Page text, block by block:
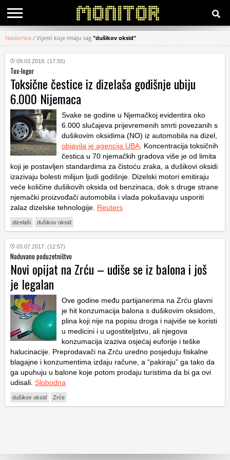
KATEGORIJE
HRVATSKI
WEB
Naslovnica / Vijesti koje imaju tag "dušikov oksid"
09.03.2018. (17:55)
Tox-logor
Toksične čestice iz dizelaša godišnje ubiju
6.000 Nijemaca
Svake se godine u Njemačkoj evidentira oko
6.000 slučajeva prijevremenih smrti povezanih s
dušikovim oksidima (NO) iz automobila na dizel,
objavila je agencija UBA . Koncentracija toksičnih
čestica u 70 njemačkih gradova više je od limita
koji je postavljen standardima za čistoću zraka, a dušikovi oksidi
izazivaju bolesti milijun ljudi godišnje. Dizelski motori emitiraju
veće količine dušikovih oksida od benzinaca, dok s druge strane
njemački proizvođači automobila i vlada pokušavaju usporiti
zalaz dizelske tehnologije. Reuters
dizelaši dušikov oksid
03.07.2017. (12:57)
Naduvano poduzetništvo
Novi opijat na Zrću – udiše se iz balona i još
je legalan
Ove godine među partijanerima na Zrću glavni
je hit konzumacija balona s dušikovim oksidom,
plina koji nije na popisu droga i najviše se koristi
u medicini i u ugostiteljstvu, ali njegova
konzumacija izaziva osjećaj euforije i teške
halucinacije. Preprodavači na Zrću uredno posjeduju fiskalne
blagajne i konzumentima izdaju račune, a “pakiraju” ga tako da
ga upuhuju u balone koje potom prodaju turistima da bi ga ovi
udisali. Slobodna
dušikov oksid Zrće